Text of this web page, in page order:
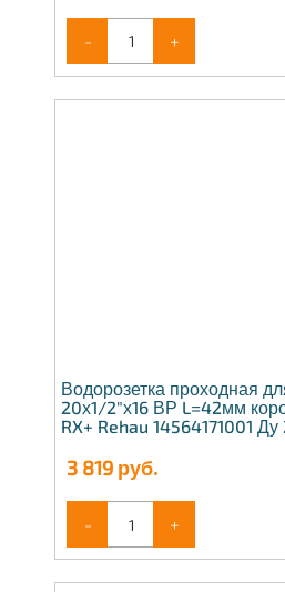
- +
Водорозетка проходная
20х1/2"х16 ВР L=42мм
RX+ Rehau 14564171001
3 819 руб.
- +